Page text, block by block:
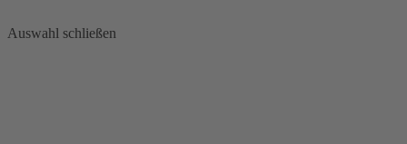
Auswahl schließen